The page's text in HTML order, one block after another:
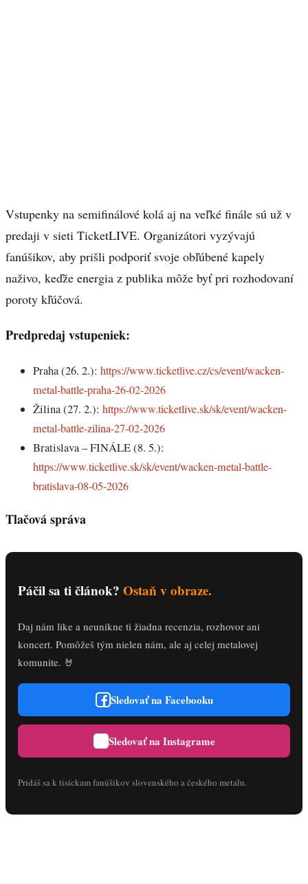
Vstupenky na semifinálové kolá aj na veľké finále sú už v
predaji v sieti TicketLIVE. Organizátori vyzývajú
fanúšikov, aby prišli podporiť svoje obľúbené kapely
naživo, keďže energia z publika môže byť pri rozhodovaní
poroty kľúčová.
Predpredaj vstupeniek:
Praha (26. 2.): https://www.ticketlive.cz/cs/event/wacken-
metal-battle-praha-26-02-2026
Žilina (27. 2.): https://www.ticketlive.sk/sk/event/wacken-
metal-battle-zilina-27-02-2026
Bratislava – FINÁLE (8. 5.):
https://www.ticketlive.sk/sk/event/wacken-metal-battle-
bratislava-08-05-2026
Tlačová správa
Páčil sa ti článok? Ostaň v obraze.
Daj nám like a neunikne ti žiadna recenzia, rozhovor ani
koncert. Pomôžeš tým nielen nám, ale aj celej metalovej
komunite. 🤘
Sledovať na Facebooku
Sledovať na Instagrame
Pridáš sa k tisíckam fanúšikov slovenského a českého metalu.